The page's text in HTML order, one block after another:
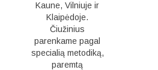
Kaune, Vilniuje ir
Klaipėdoje.
Čiužinius
parenkame pagal
specialią metodiką,
paremtą